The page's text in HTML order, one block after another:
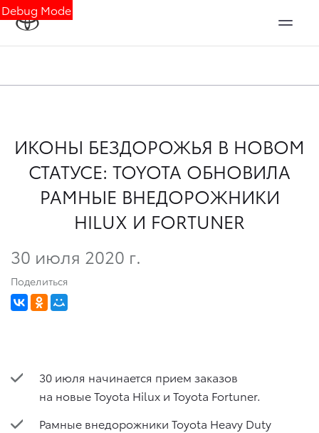
Debug Mode
ИКОНЫ БЕЗДОРОЖЬЯ В НОВОМ
СТАТУСЕ: TOYOTA ОБНОВИЛА
РАМНЫЕ ВНЕДОРOЖНИКИ
HILUX И FORTUNER
30 июля 2020 г.
Поделиться
30 июля начинается прием заказов
на новые Toyota Hilux и Toyota Fortuner.
Рамные внедорожники Toyota Heavy Duty